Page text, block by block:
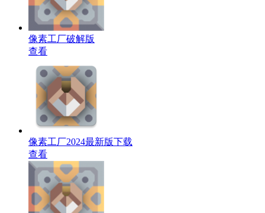
像素工厂破解版
查看
像素工厂2024最新版下载
查看